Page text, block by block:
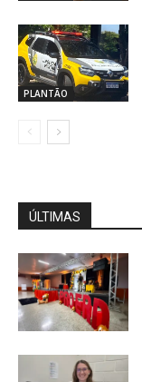
PLANTÃO
ÚLTIMAS